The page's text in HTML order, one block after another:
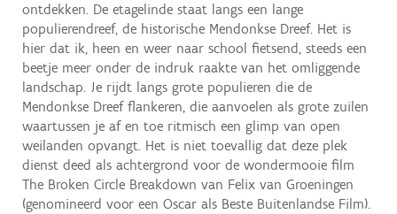
ontdekken. De etagelinde staat langs een lange
populierendreef, de historische Mendonkse Dreef. Het is
hier dat ik, heen en weer naar school fietsend, steeds een
beetje meer onder de indruk raakte van het omliggende
landschap. Je rijdt langs grote populieren die de
Mendonkse Dreef flankeren, die aanvoelen als grote zuilen
waartussen je af en toe ritmisch een glimp van open
weilanden opvangt. Het is niet toevallig dat deze plek
dienst deed als achtergrond voor de wondermooie film
The Broken Circle Breakdown van Felix van Groeningen
(genomineerd voor een Oscar als Beste Buitenlandse Film).